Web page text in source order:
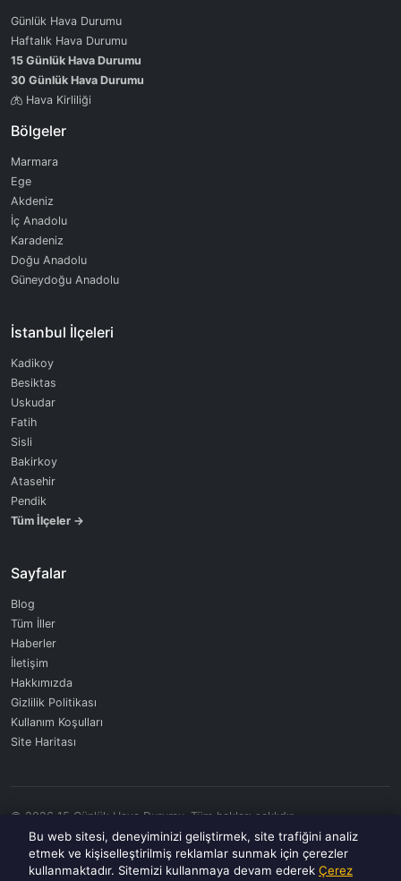
Günlük Hava Durumu
Haftalık Hava Durumu
15 Günlük Hava Durumu
30 Günlük Hava Durumu
Hava Kirliliği
Bölgeler
Marmara
Ege
Akdeniz
İç Anadolu
Karadeniz
Doğu Anadolu
Güneydoğu Anadolu
İstanbul İlçeleri
Kadikoy
Besiktas
Uskudar
Fatih
Sisli
Bakirkoy
Atasehir
Pendik
Tüm İlçeler →
Sayfalar
Blog
Tüm İller
Haberler
İletişim
Hakkımızda
Gizlilik Politikası
Kullanım Koşulları
Site Haritası
© 2026 15 Günlük Hava Durumu. Tüm hakları saklıdır.
Veriler OpenWeatherMap API tarafından sağlanmaktadır.
Bu web sitesi, deneyiminizi geliştirmek, site trafiğini analiz
etmek ve kişiselleştirilmiş reklamlar sunmak için çerezler
kullanmaktadır. Sitemizi kullanmaya devam ederek Çerez